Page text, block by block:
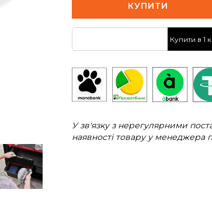
КУПИТИ
Купити в 1
У зв'язку з нерегулярними
наявності товару у менеджера